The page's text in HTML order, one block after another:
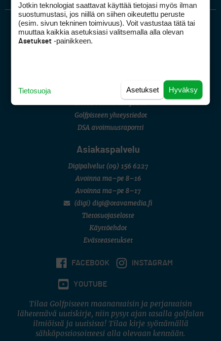
Mediahinnasto
Golfpisteen yhteystiedot
DSA avoimuusraportti
Asiakaspalvelu
Digipalvelut (09) 156 6227
Avoinna ma–pe 8–16
Avoinna ma–pe 8–17
(digi) digi@otavamedia.fi
Tietosuojaseloste
Käyttöehdot
Evästeasetukset
FACEBOOK INSTAGRAM
YOUTUBE
Tilaa Golfpisteen maanantaisin ja perjantaisin
lähetettävä uutiskirje, niin pysyt ajan tasalla golfalan
ilmiöistä ja uutisista! Tilaa kirje syöttämällä
sähköpostiosoitteesi alla olevaan kenttään.
Jotkin teknologiat saattavat käyttää tietojasi myös ilman
suostumustasi, jos niillä on siihen oikeutettu peruste
(esim. sivun tekninen toimivuus). Voit vastustaa tätä tai
muuttaa kaikkia asetuksiasi valitsemalla alla olevan
Asetukset -painikkeen.
Hyväksy
Asetukset
Tietosuoja